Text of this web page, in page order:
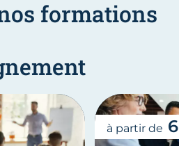
formations
à partir de